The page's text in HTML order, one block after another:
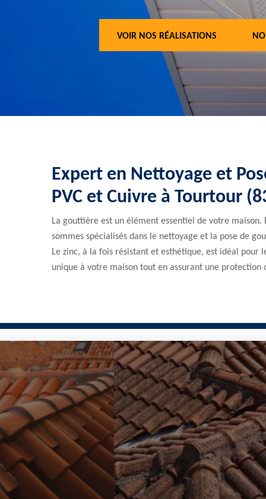
VOIR NOS RÉALISATIONS
Expert en Nettoyage et
PVC et Cuivre à Tourtour
La gouttière est un élément essentiel de votre
sommes spécialisés dans le nettoyage et la pose de
Le zinc, à la fois résistant et esthétique, est idéal pour
unique à votre maison tout en assurant une